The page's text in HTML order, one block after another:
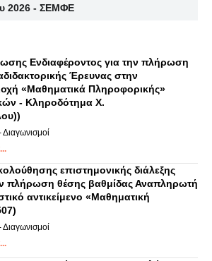
2026 - ΣΕΜΦΕ
Ενδιαφέροντος για την πλήρωση
Έρευνας στην
«Μαθηματικά Πληροφορικής»
- Κληροδότημα Χ.
Διαγωνισμοί
επιστημονικής διάλεξης
πλήρωση θέσης βαθμίδας Αναπληρωτή
αντικείμενο «Μαθηματική
Διαγωνισμοί